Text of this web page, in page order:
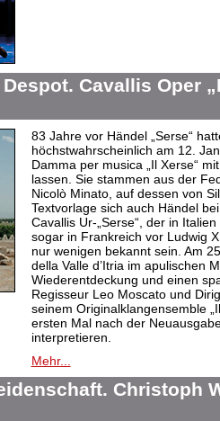
Cavallis Oper
83 Jahre vor Händel „Serse“
höchstwahrscheinlich am 12.
Damma per musica „Il Xerse“
lassen. Sie stammen aus der
Nicolò Minato, auf dessen von
Textvorlage sich auch Händel
Cavallis Ur-„Serse“, der in
sogar in Frankreich vor Ludwig
nur wenigen bekannt sein. Am
della Valle d’Itria im apulischen
Wiederentdeckung und einen
Regisseur Leo Moscato und
seinem Originalklangensemble
ersten Mal nach der
interpretieren.
Mehr...
Christoph